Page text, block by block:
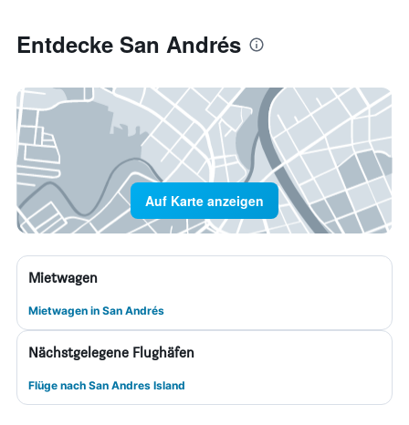
Entdecke San Andrés
Auf Karte anzeigen
Mietwagen
Mietwagen in San Andrés
Nächstgelegene Flughäfen
Flüge nach San Andres Island